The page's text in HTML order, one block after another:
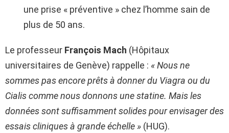
une prise « préventive » chez l’homme sain de
plus de 50 ans.
Le professeur François Mach (Hôpitaux
universitaires de Genève) rappelle : « Nous ne
sommes pas encore prêts à donner du Viagra ou du
Cialis comme nous donnons une statine. Mais les
données sont suffisamment solides pour envisager des
essais cliniques à grande échelle » (HUG).